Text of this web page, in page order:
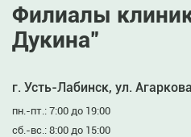
Филиалы
Дукина”
г. Усть-Лабинск, ул.
пн.-пт.: 7:00 до 19:00
сб.-вс.: 8:00 до 15:00